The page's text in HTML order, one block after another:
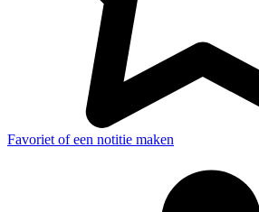
Favoriet of een notitie maken